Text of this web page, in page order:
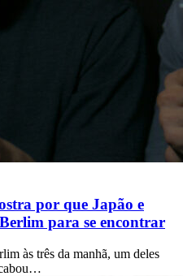
por que Japão e
para se encontrar
às três da manhã, um deles